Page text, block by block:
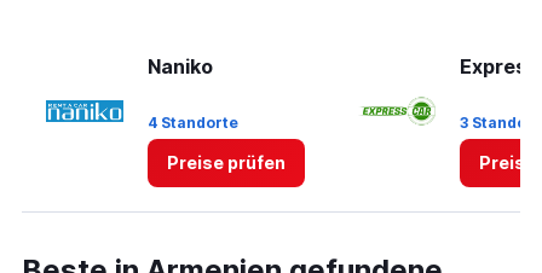
Naniko
4 Standorte
Preise prüfen
3
Preise